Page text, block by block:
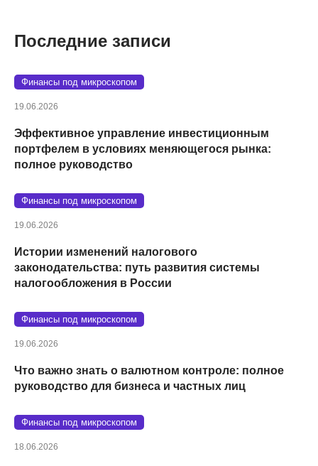
Последние записи
Финансы под микроскопом
19.06.2026
Эффективное управление инвестиционным
портфелем в условиях меняющегося рынка:
полное руководство
Финансы под микроскопом
19.06.2026
Истории изменений налогового
законодательства: путь развития системы
налогообложения в России
Финансы под микроскопом
19.06.2026
Что важно знать о валютном контроле: полное
руководство для бизнеса и частных лиц
Финансы под микроскопом
18.06.2026